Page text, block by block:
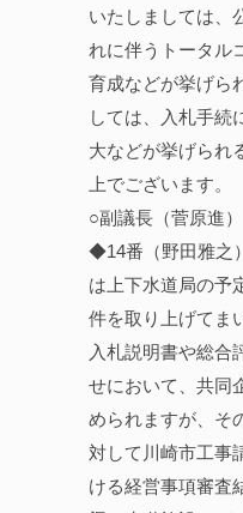
いたしましては、
れに伴うトータル
育成などが挙げら
しては、入札手続
大などが挙げられ
上でございます。
○副議長（菅原進
◆14番（野田雅之
は上下水道局の予
件を取り上げてま
入札説明書や総合
せにおいて、共同
められますが、そ
対して川崎市工事
ける経営事項審査